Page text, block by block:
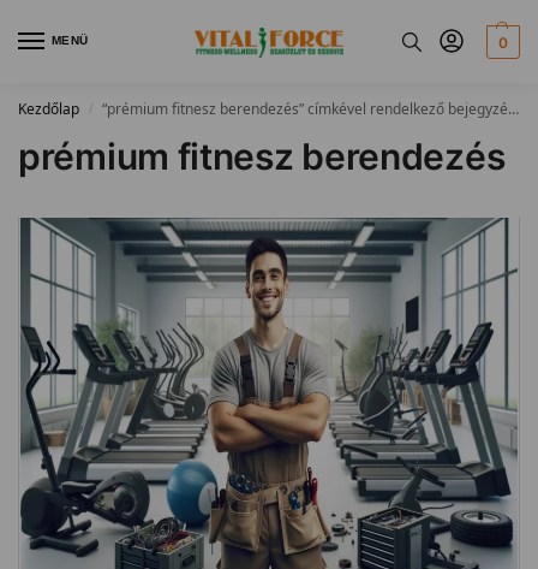
MENÜ 0
Kezdőlap / “prémium fitnesz berendezés” címkével rendelkező bejegyzések
prémium fitnesz berendezés